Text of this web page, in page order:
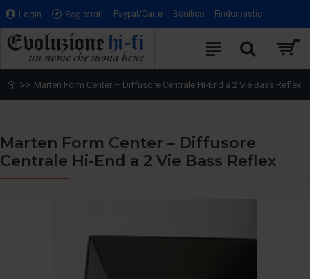
Login Registrati Paypal/Carte Bonifico Findomestic
Marten Form Center – Diffusore Centrale Hi-End a 2 Vie Bass Reflex
Marten Form Center – Diffusore
Centrale Hi-End a 2 Vie Bass Reflex